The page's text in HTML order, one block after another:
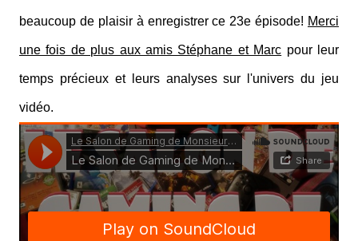
beaucoup de plaisir à enregistrer ce 23e épisode! Merci
une fois de plus aux amis Stéphane et Marc pour leur
temps précieux et leurs analyses sur l'univers du jeu
vidéo.